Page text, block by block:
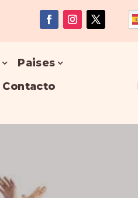
Paises
Contacto